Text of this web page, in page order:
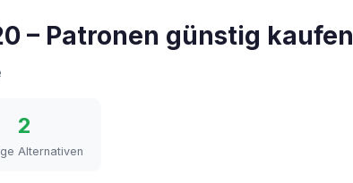
– Patronen günstig kaufen
2
Alternativen